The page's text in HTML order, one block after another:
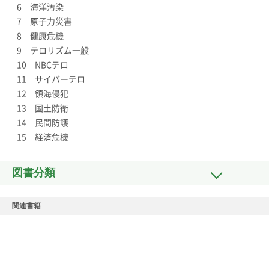
6 海洋汚染
7 原子力災害
8 健康危機
9 テロリズム一般
10 NBCテロ
11 サイバーテロ
12 領海侵犯
13 国土防衛
14 民間防護
15 経済危機
図書分類
関連書籍